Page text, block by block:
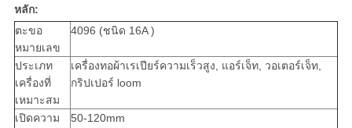
หลัก:
ตะขอ
หมายเลข
4096 (ชนิด 16A )
ประเภท
เครื่องที่
เหมาะสม
เครื่องทอผ้าเรเปียร์ความเร็วสูง, แอร์เจ็ท, วอเตอร์เจ็ท,
กริปเปอร์ loom
เปิดความ
50-120mm